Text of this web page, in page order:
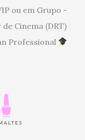
ou em Grupo -
Cinema (DRT)
Professional